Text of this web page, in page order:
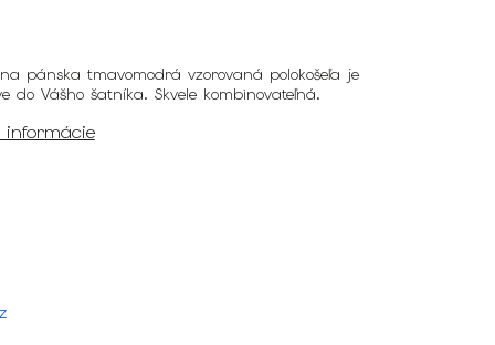
pánska tmavomodrá vzorovaná polokošeľa je
do Vášho šatníka. Skvele kombinovateľná.
informácie